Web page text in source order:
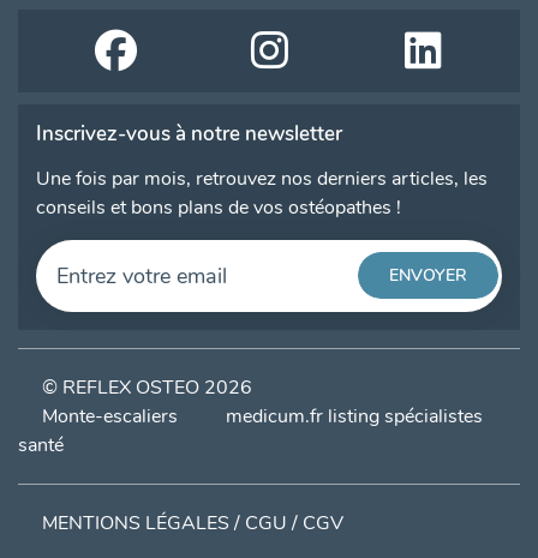
Inscrivez-vous à notre newsletter
Une fois par mois, retrouvez nos derniers articles, les
conseils et bons plans de vos ostéopathes !
© REFLEX OSTEO 2026
Monte-escaliers
medicum.fr listing spécialistes
santé
MENTIONS LÉGALES / CGU / CGV